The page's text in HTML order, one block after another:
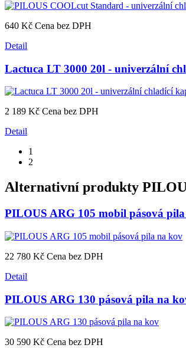
640 Kč Cena bez DPH
Detail
Lactuca LT 3000 20l - univerzální
2 189 Kč Cena bez DPH
Detail
1
2
Alternativní produkty
PILOUS ARG 105 mobil pásová
22 780 Kč Cena bez DPH
Detail
PILOUS ARG 130 pásová pila na
30 590 Kč Cena bez DPH